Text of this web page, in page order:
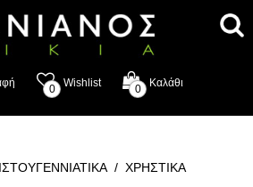
Wishlist
0 Καλάθι
0
/ ΧΡΗΣΤΙΚΑ